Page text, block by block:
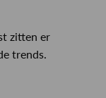
zitten er
trends.